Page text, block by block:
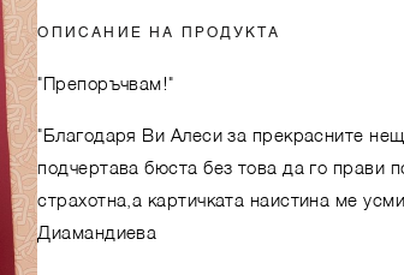
ОПИСАНИЕ НА ПРОДУКТА
"Препоръчвам!"
"Благодаря Ви Алеси за прекрасните
подчертава бюста без това да го прави
страхотна,а картичката наистина ме
Диамандиева